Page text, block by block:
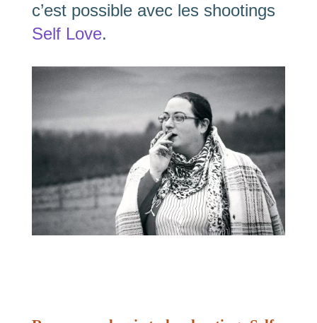
c’est possible avec les shootings
Self Love.